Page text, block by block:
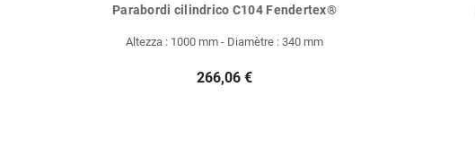
Parabordi cilindrico C104 Fendertex®
Altezza : 1000 mm - Diamètre : 340 mm
266,06 €